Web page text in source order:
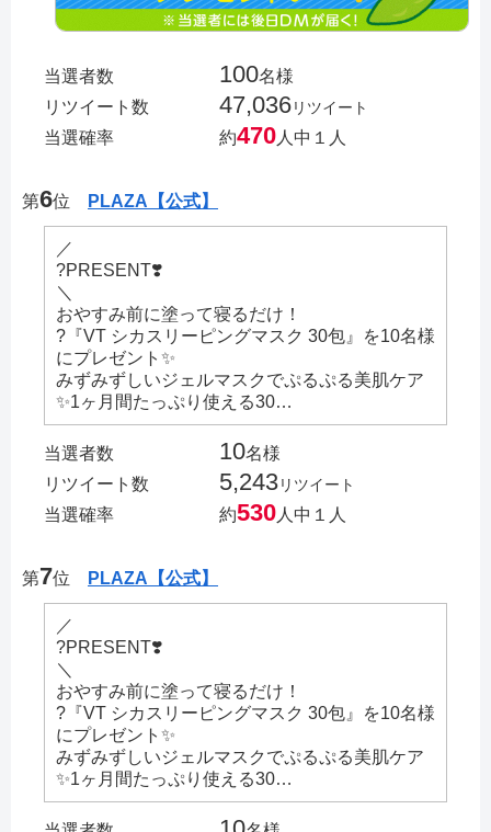
当選者数 100名様
リツイート数
47,036リツイート
当選確率 約470 人中１人
第6位 PLAZA【公式】
／
?PRESENT❣️
＼
おやすみ前に塗って寝るだけ！
?『VT シカスリーピングマスク 30包』を10名様
にプレゼント✨
みずみずしいジェルマスクでぷるぷる美肌ケア
✨1ヶ月間たっぷり使える30…
当選者数 10名様
リツイート数
5,243リツイート
当選確率 約530 人中１人
第7位 PLAZA【公式】
／
?PRESENT❣️
＼
おやすみ前に塗って寝るだけ！
?『VT シカスリーピングマスク 30包』を10名様
にプレゼント✨
みずみずしいジェルマスクでぷるぷる美肌ケア
✨1ヶ月間たっぷり使える30…